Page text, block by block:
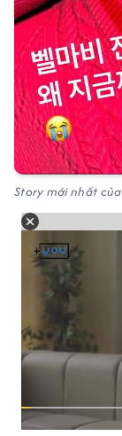
Story mới nhất